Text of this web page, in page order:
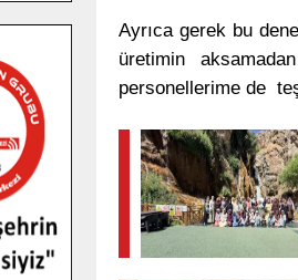
Ayrıca gerek bu
üretimin
personellerime de